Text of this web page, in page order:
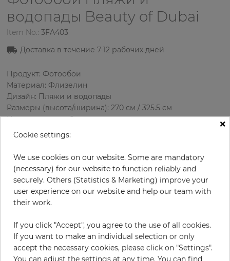
водопады Beauty of Dubai
Item No.: 3FA403
Доставка в течение7-12 рабочих дней
Продукт: Фотообои
Материал: Флизелин
Дизайн: Пляжи и водопады
Размеры (высота/ширина): 270 см / 325.5 см
Использование: Зал
В: xШ: см
339,50 € за штуку
×
Cookie settings:
We use cookies on our website. Some are mandatory
(necessary) for our website to function reliably and
securely. Others (Statistics & Marketing) improve your
user experience on our website and help our team with
their work.
If you click "Accept", you agree to the use of all cookies.
If you want to make an individual selection or only
accept the necessary cookies, please click on "Settings".
You can adjust the settings at any time. You can find